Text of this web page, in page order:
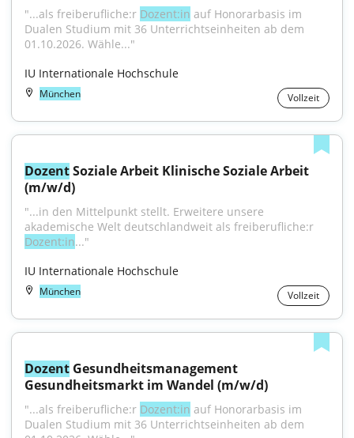
"...als freiberufliche:r Dozent:in auf Honorarbasis im
Dualen Studium mit 36 Unterrichtseinheiten ab dem
01.10.2026. Wähle..."
IU Internationale Hochschule
München Vollzeit
Dozent Soziale Arbeit Klinische Soziale Arbeit
(m/w/d)
"...in den Mittelpunkt stellt. Erweitere unsere
Dozent:in..."
IU Internationale Hochschule
München Vollzeit
Dozent Gesundheitsmanagement
Gesundheitsmarkt im Wandel (m/w/d)
"...als freiberufliche:r Dozent:in auf Honorarbasis im
Dualen Studium mit 36 Unterrichtseinheiten ab dem